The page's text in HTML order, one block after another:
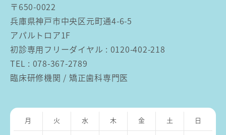
〒650-0022
兵庫県神戸市中央区元町通4-6-5
アパルトロア1F
初診専用フリーダイヤル : 0120-402-218
TEL : 078-367-2789
臨床研修機関 / 矯正歯科専門医
月 火 水 木 金 土 日